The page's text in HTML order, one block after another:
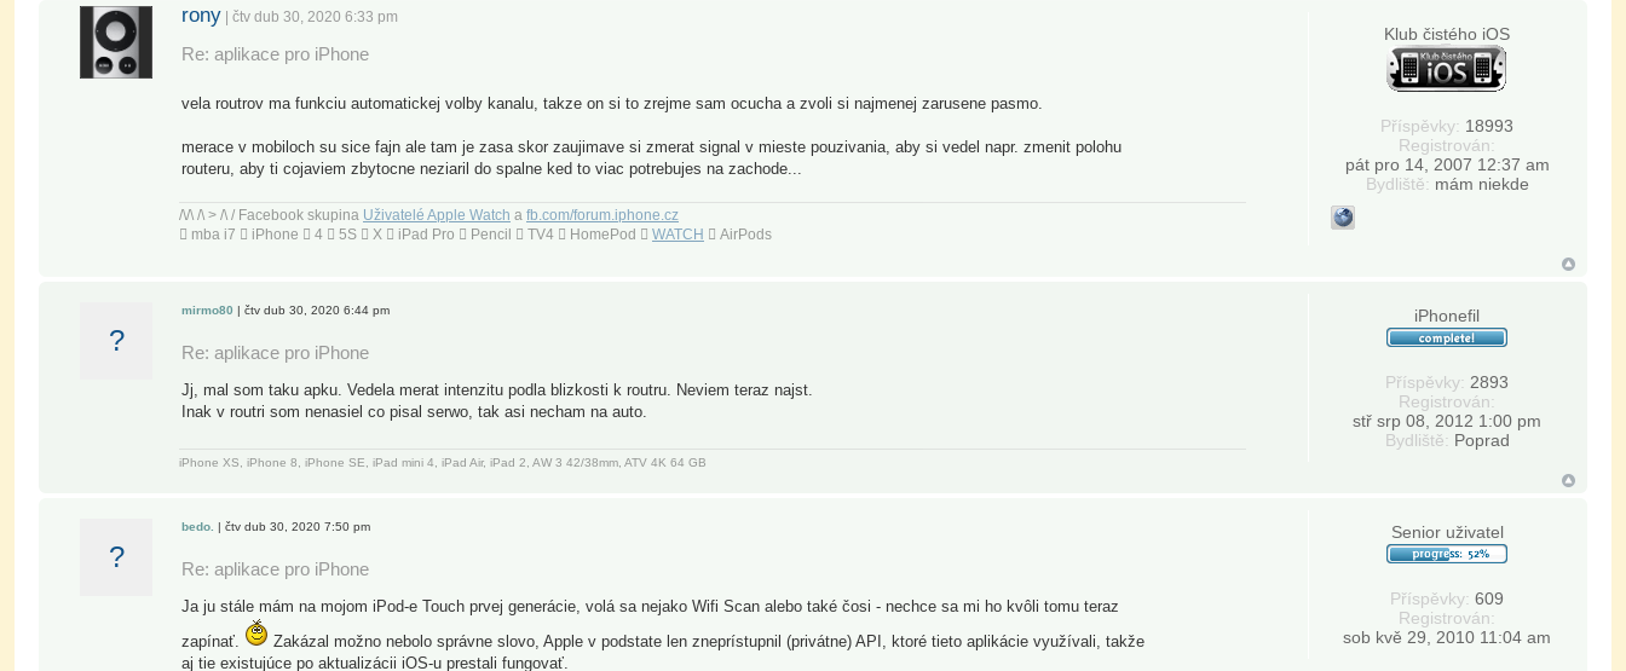
rony | čtv dub 30, 2020 6:33 pm
Re: aplikace pro iPhone
vela routrov ma funkciu automatickej volby kanalu, takze on si to zrejme sam ocucha a zvoli si najmenej zarusene pasmo.
merace v mobiloch su sice fajn ale tam je zasa skor zaujimave si zmerat signal v mieste pouzivania, aby si vedel napr. zmenit polohu
routeru, aby ti cojaviem zbytocne neziaril do spalne ked to viac potrebujes na zachode...
/\/\ /\ > /\ / Facebook skupina Uživatelé Apple Watch a fb.com/forum.iphone.cz
 mba i7  iPhone  4  5S  X  iPad Pro  Pencil  TV4  HomePod  WATCH  AirPods
Klub čistého iOS
Příspěvky: 18993
Registrován:
pát pro 14, 2007 12:37 am
Bydliště: mám niekde
?
mirmo80 | čtv dub 30, 2020 6:44 pm
Re: aplikace pro iPhone
Jj, mal som taku apku. Vedela merat intenzitu podla blizkosti k routru. Neviem teraz najst.
Inak v routri som nenasiel co pisal serwo, tak asi necham na auto.
iPhone XS, iPhone 8, iPhone SE, iPad mini 4, iPad Air, iPad 2, AW 3 42/38mm, ATV 4K 64 GB
iPhonefil
Příspěvky: 2893
Registrován:
stř srp 08, 2012 1:00 pm
Bydliště: Poprad
?
bedo. | čtv dub 30, 2020 7:50 pm
Re: aplikace pro iPhone
Ja ju stále mám na mojom iPod-e Touch prvej generácie, volá sa nejako Wifi Scan alebo také čosi - nechce sa mi ho kvôli tomu teraz
zapínať.
Zakázal možno nebolo správne slovo, Apple v podstate len zneprístupnil (privátne) API, ktoré tieto aplikácie využívali, takže
aj tie existujúce po aktualizácii iOS-u prestali fungovať.
Senior uživatel
Příspěvky: 609
Registrován:
sob kvě 29, 2010 11:04 am